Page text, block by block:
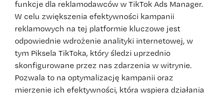
funkcje dla reklamodawców w TikTok Ads Manager.
W celu zwiększenia efektywności kampanii
reklamowych na tej platformie kluczowe jest
odpowiednie wdrożenie analityki internetowej, w
tym Piksela TikToka, który śledzi uprzednio
skonfigurowane przez nas zdarzenia w witrynie.
Pozwala to na optymalizację kampanii oraz
mierzenie ich efektywności, która wspiera działania